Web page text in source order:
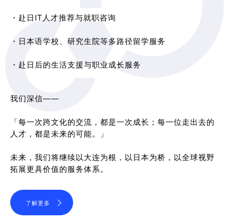
・赴日IT人才推荐与就职咨询
・日本语学校、研究生院等多路径留学服务
・赴日后的生活支援与职业成长服务
我们深信——
「每一次跨文化的交流，都是一次成长；每一位走出去的
人才，都是未来的可能。」
未来，我们将继续以大连为根，以日本为桥，以全球视野
拓展更具价值的服务体系。
了解更多